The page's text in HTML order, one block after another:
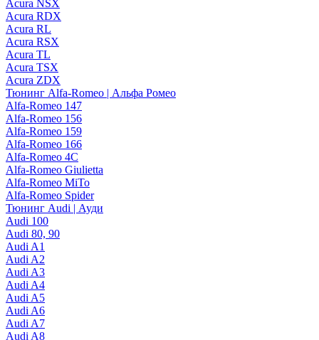
Acura NSX
Acura RDX
Acura RL
Acura RSX
Acura TL
Acura TSX
Acura ZDX
Тюнинг Alfa-Romeo | Альфа Ромео
Alfa-Romeo 147
Alfa-Romeo 156
Alfa-Romeo 159
Alfa-Romeo 166
Alfa-Romeo 4C
Alfa-Romeo Giulietta
Alfa-Romeo MiTo
Alfa-Romeo Spider
Тюнинг Audi | Ауди
Audi 100
Audi 80, 90
Audi A1
Audi A2
Audi A3
Audi A4
Audi A5
Audi A6
Audi A7
Audi A8